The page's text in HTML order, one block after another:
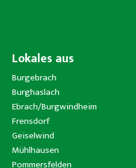
Lokales aus
Burgebrach
Burghaslach
Ebrach/Burgwindheim
Frensdorf
Geiselwind
Mühlhausen
Pommersfelden